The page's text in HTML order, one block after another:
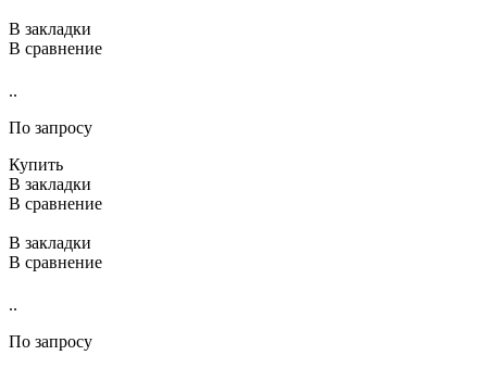
В закладки
В сравнение
..
По запросу
Купить
В закладки
В сравнение
В закладки
В сравнение
..
По запросу